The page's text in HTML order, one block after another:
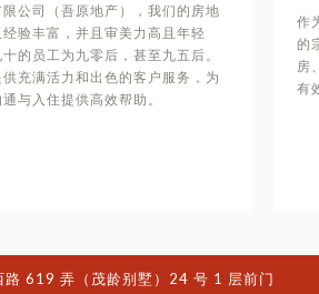
公司（吾原地产），我们的房地
验丰富，并且审美力高且年轻
的员工为九零后，甚至九五后。
充满活力和出色的客户服务，为
与入住提供高效帮助。
作
的
房
有
路 619 弄（茂龄别墅）24 号 1 层前门